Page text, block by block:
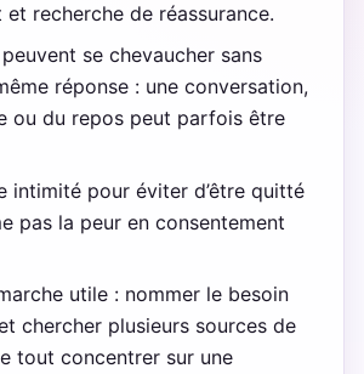
recherche de réassurance.
se chevaucher sans
réponse : une conversation,
ou du repos peut parfois être
intimité pour éviter d’être quitté
pas la peur en consentement
utile : nommer le besoin
chercher plusieurs sources de
tout concentrer sur une